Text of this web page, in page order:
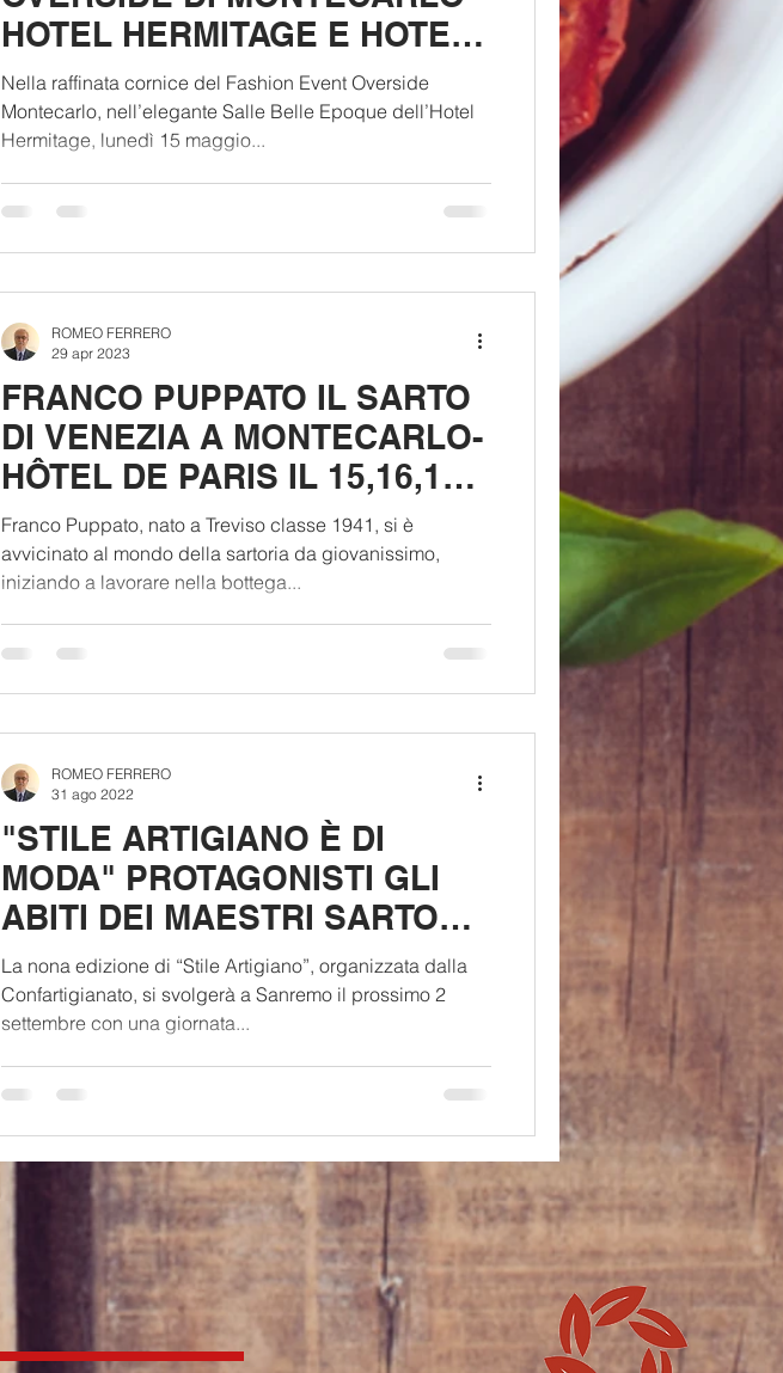
HOTEL HERMITAGE E HOTEL
DE PARIS IL 15/16/17 MAGGIO
(VIDEO)
Nella raffinata cornice del Fashion Event Overside
Montecarlo, nell’elegante Salle Belle Epoque dell’Hotel
Hermitage, lunedì 15 maggio...
FRANCO PUPPATO IL SARTO
DI VENEZIA A MONTECARLO-
HÔTEL DE PARIS IL 15,16,17
MAGGIO 2023 PER OVERSIDE
Franco Puppato, nato a Treviso classe 1941, si è
avvicinato al mondo della sartoria da giovanissimo,
iniziando a lavorare nella bottega...
ROMEO FERRERO
29 apr 2023
"STILE ARTIGIANO È DI
MODA" PROTAGONISTI GLI
ABITI DEI MAESTRI SARTORI
VENERDÌ 2 SETTEMBRE A
SANREMO
La nona edizione di “Stile Artigiano”, organizzata dalla
Confartigianato, si svolgerà a Sanremo il prossimo 2
settembre con una giornata...
ROMEO FERRERO
31 ago 2022